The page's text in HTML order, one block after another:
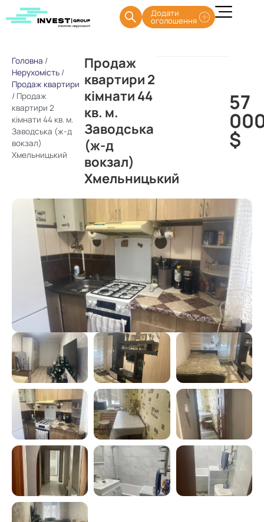
Додати
оголошення
Головна /
Нерухомість /
Продаж квартири
/ Продаж
квартири 2
кімнати 44 кв. м.
Заводська (ж-д
вокзал)
Хмельницький
Продаж
квартири 2
кімнати 44
кв. м.
Заводська
(ж-д
вокзал)
Хмельницький
57
$